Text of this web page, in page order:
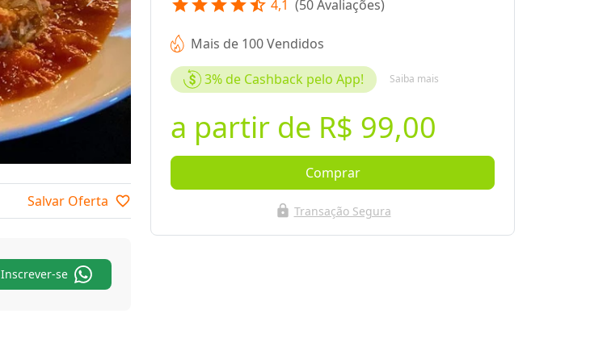
Next
Salvar Oferta favorite_border
Inscrever-se
starstarstarstarstar_half 4,1 (50Avaliações)
a partir de R$ 99,00
Mais de 100 Vendidos
3% de Cashback pelo App! Saiba mais
Comprar
lock Transação Segura